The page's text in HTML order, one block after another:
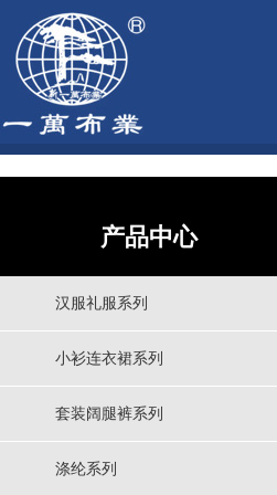
产品中心
汉服礼服系列
小衫连衣裙系列
套装阔腿裤系列
涤纶系列